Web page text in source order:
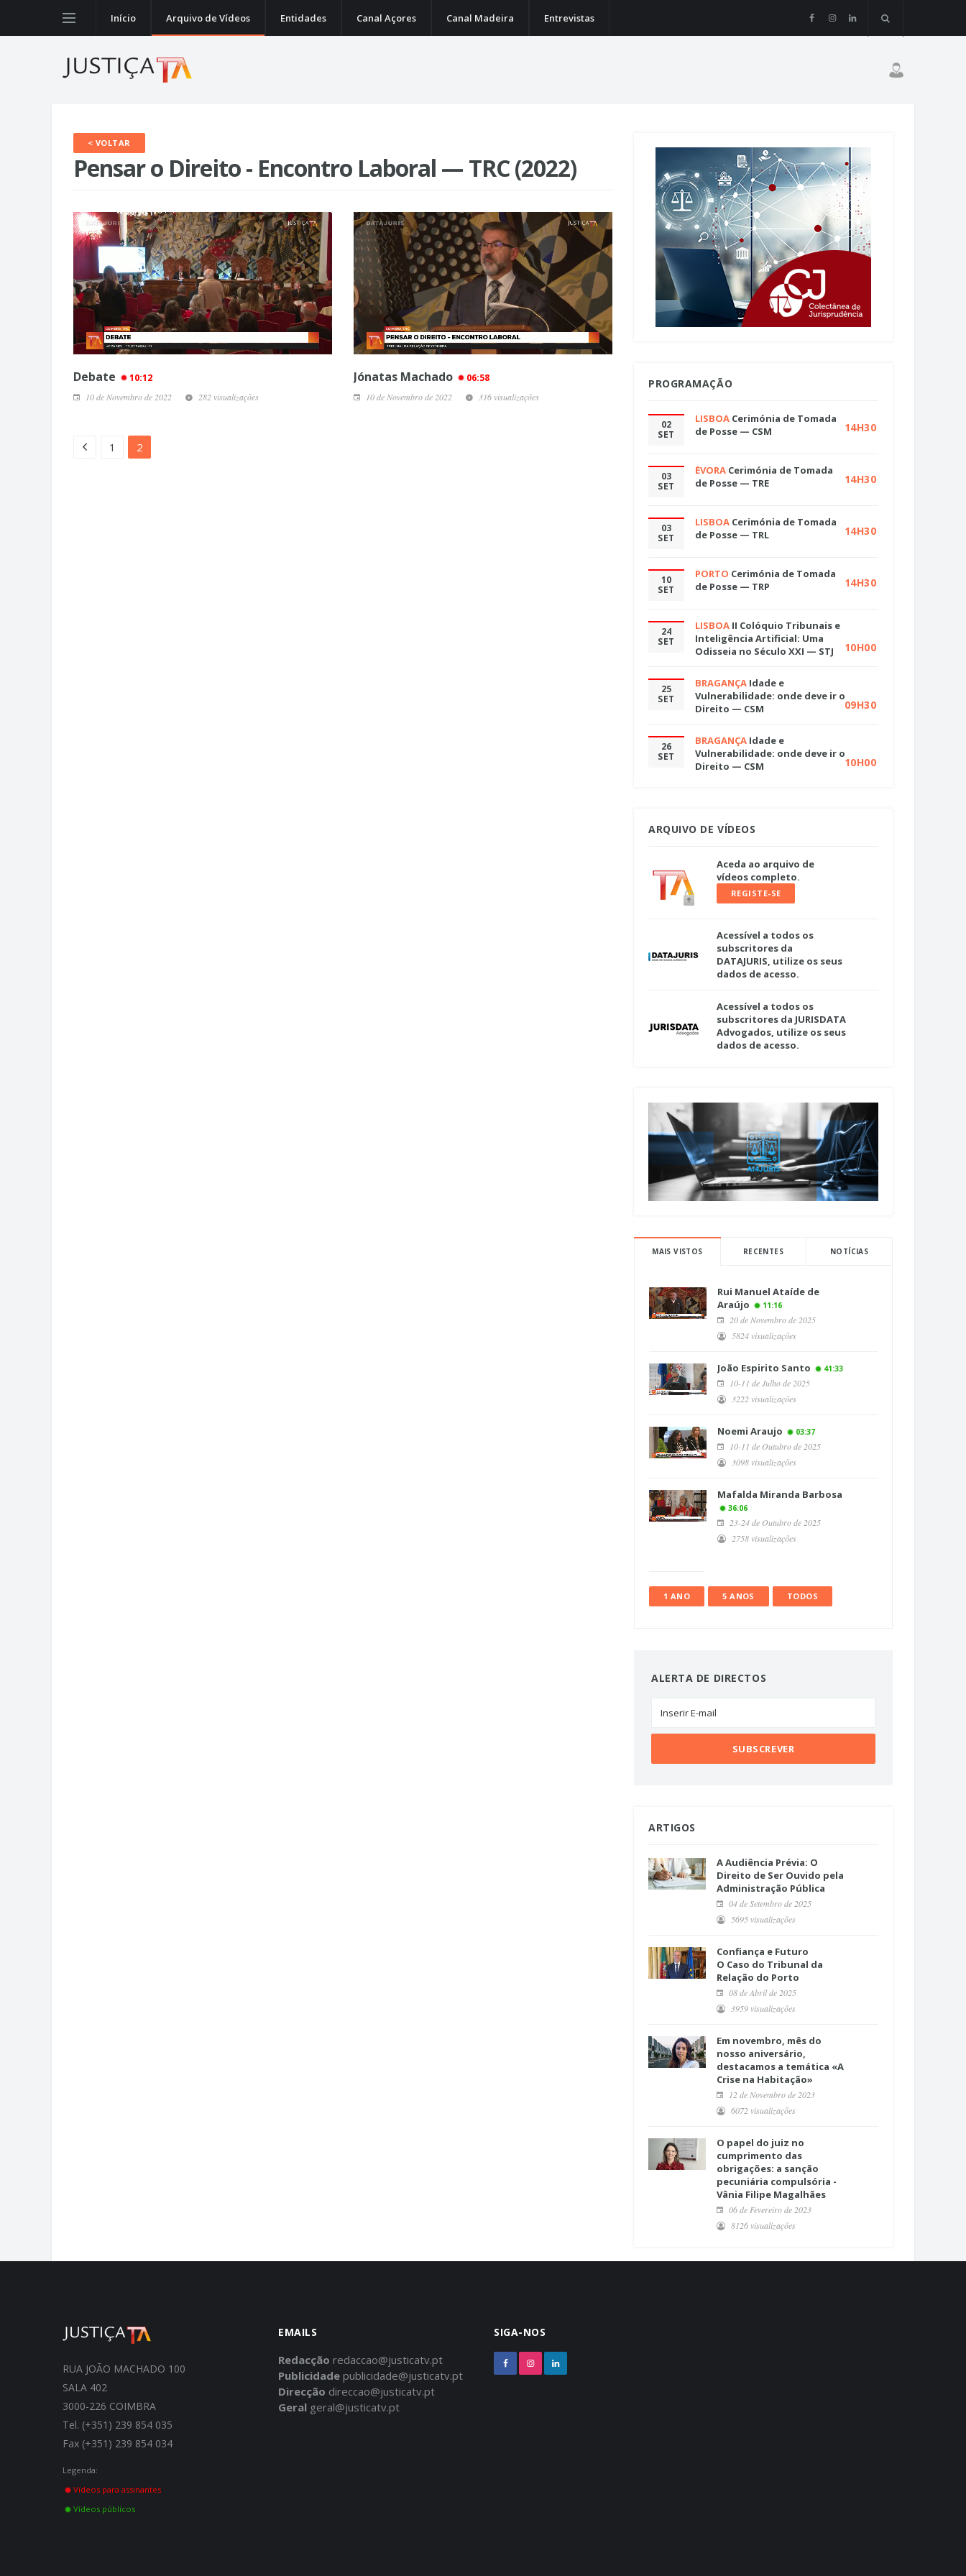
Início Arquivo de Vídeos Entidades Canal Açores Canal Madeira Entrevistas
< VOLTAR
Pensar o Direito - Encontro Laboral — TRC (2022)
Debate 10:12
10 de Novembro de 2022 282 visualizações
Jónatas Machado 06:58
10 de Novembro de 2022 316 visualizações
1 2
PROGRAMAÇÃO
02
SET
LISBOA Cerimónia de Tomada
de Posse — CSM
14H30
03
SET
ÉVORA Cerimónia de Tomada
de Posse — TRE
14H30
03
SET
LISBOA Cerimónia de Tomada
de Posse — TRL
14H30
10
SET
PORTO Cerimónia de Tomada
de Posse — TRP
14H30
24
SET
LISBOA II Colóquio Tribunais e
Inteligência Artificial: Uma
Odisseia no Século XXI — STJ
10H00
25
SET
BRAGANÇA Idade e
Vulnerabilidade: onde deve ir o
Direito — CSM
09H30
26
SET
BRAGANÇA Idade e
Vulnerabilidade: onde deve ir o
Direito — CSM
10H00
ARQUIVO DE VÍDEOS
Aceda ao arquivo de
vídeos completo.
REGISTE-SE
Acessível a todos os
subscritores da
DATAJURIS, utilize os seus
dados de acesso.
Acessível a todos os
subscritores da JURISDATA
Advogados, utilize os seus
dados de acesso.
MAIS VISTOS RECENTES NOTÍCIAS
Rui Manuel Ataíde de
Araújo
11:16
20 de Novembro de 2025
5824 visualizações
João Espirito Santo 41:33
10-11 de Julho de 2025
3222 visualizações
Noemi Araujo 03:37
10-11 de Outubro de 2025
3098 visualizações
Mafalda Miranda Barbosa
36:06
23-24 de Outubro de 2025
2758 visualizações
1 ANO 5 ANOS TODOS
ALERTA DE DIRECTOS
ARTIGOS
A Audiência Prévia: O
Direito de Ser Ouvido pela
Administração Pública
04 de Setembro de 2025
5695 visualizações
Confiança e Futuro
O Caso do Tribunal da
Relação do Porto
08 de Abril de 2025
3959 visualizações
Em novembro, mês do
nosso aniversário,
destacamos a temática «A
Crise na Habitação»
12 de Novembro de 2023
6072 visualizações
O papel do juiz no
cumprimento das
obrigações: a sanção
pecuniária compulsória -
Vânia Filipe Magalhães
06 de Fevereiro de 2023
8126 visualizações
RUA JOÃO MACHADO 100
SALA 402
3000-226 COIMBRA
Tel. (+351) 239 854 035
Fax (+351) 239 854 034
Legenda:
Vídeos para assinantes
Vídeos públicos
EMAILS
Redacção redaccao@justicatv.pt
Publicidade publicidade@justicatv.pt
Direcção direccao@justicatv.pt
Geral geral@justicatv.pt
SIGA-NOS